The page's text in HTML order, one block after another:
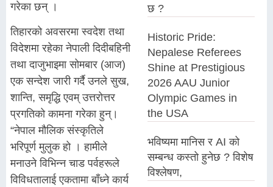
गरेका छन् ।
तिहारको अवसरमा स्वदेश तथा
विदेशमा रहेका नेपाली दिदीबहिनी
तथा दाजुभाइमा सोमबार (आज)
एक सन्देश जारी गर्दै उनले सुख,
शान्ति, समृद्धि एवम् उत्तरोत्तर
प्रगतिको कामना गरेका हुन्।
“नेपाल मौलिक संस्कृतिले
भरिपूर्ण मुलुक हो । हामीले
मनाउने विभिन्न चाड पर्वहरूले
विविधतालाई एकतामा बाँध्ने कार्य
छ ?
Historic Pride:
Nepalese Referees
Shine at Prestigious
2026 AAU Junior
Olympic Games in
the USA
भविष्यमा मानिस र AI को
सम्बन्ध कस्तो हुनेछ ? विशेष
विश्लेषण,